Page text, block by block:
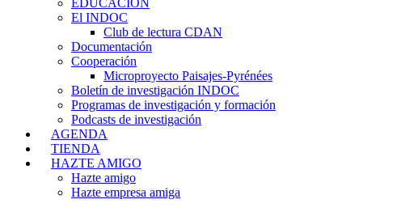
EDUCACIÓN
El INDOC
Club de lectura CDAN
Documentación
Cooperación
Microproyecto Paisajes-Pyrénées
Boletín de investigación INDOC
Programas de investigación y formación
Podcasts de investigación
AGENDA
TIENDA
HAZTE AMIGO
Hazte amigo
Hazte empresa amiga